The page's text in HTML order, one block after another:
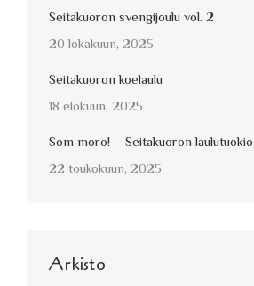
Seitakuoron svengijoulu vol. 2
20 lokakuun, 2025
Seitakuoron koelaulu
18 elokuun, 2025
Som moro! – Seitakuoron laulutuokio
22 toukokuun, 2025
Arkisto